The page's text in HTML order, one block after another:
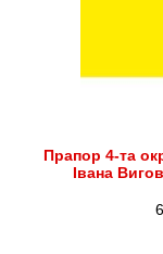
Прапор 4-та
Івана